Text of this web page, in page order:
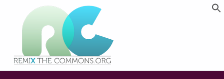
PLATEFORME MULTIMÉDIA OUVERTE ET COLLABORATIVE SUR LES COMMUNS